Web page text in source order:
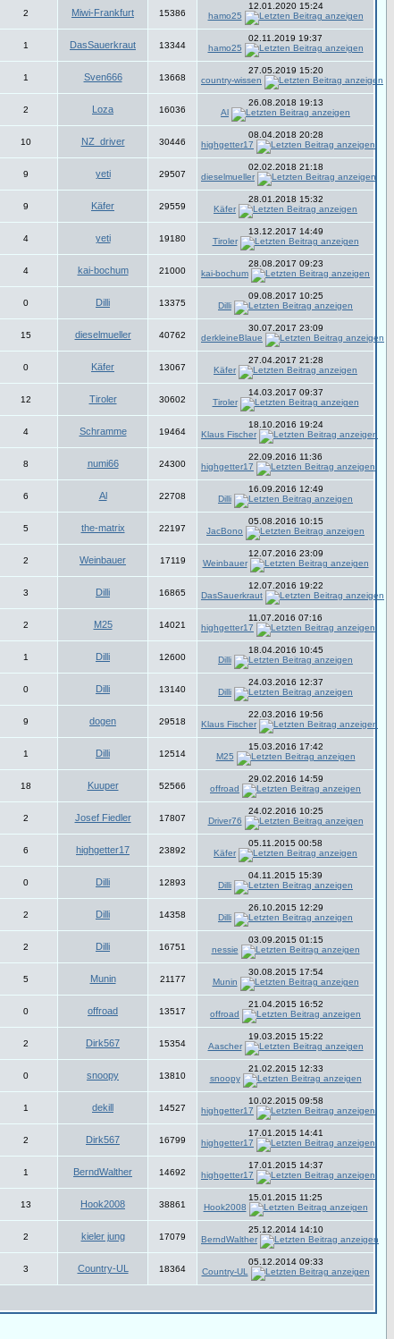
2 Miwi-Frankfurt 15386
12.01.2020 15:24
hamo25
1 DasSauerkraut 13344
02.11.2019 19:37
hamo25
1 Sven666 13668
27.05.2019 15:20
country-wissen
2 Loza 16036
26.08.2018 19:13
Al
10 NZ_driver 30446
08.04.2018 20:28
highgetter17
9 yeti 29507
02.02.2018 21:18
dieselmueller
9 Käfer 29559
28.01.2018 15:32
Käfer
4 yeti 19180
13.12.2017 14:49
Tiroler
4 kai-bochum 21000
28.08.2017 09:23
kai-bochum
0 Dilli 13375
09.08.2017 10:25
Dilli
15 dieselmueller 40762
30.07.2017 23:09
derkleineBlaue
0 Käfer 13067
27.04.2017 21:28
Käfer
12 Tiroler 30602
14.03.2017 09:37
Tiroler
4 Schramme 19464
18.10.2016 19:24
Klaus Fischer
8 numi66 24300
22.09.2016 11:36
highgetter17
6 Al 22708
16.09.2016 12:49
Dilli
5 the-matrix 22197
05.08.2016 10:15
JacBono
2 Weinbauer 17119
12.07.2016 23:09
Weinbauer
3 Dilli 16865
12.07.2016 19:22
DasSauerkraut
2 M25 14021
11.07.2016 07:16
highgetter17
1 Dilli 12600
18.04.2016 10:45
Dilli
0 Dilli 13140
24.03.2016 12:37
Dilli
9 dogen 29518
22.03.2016 19:56
Klaus Fischer
1 Dilli 12514
15.03.2016 17:42
M25
18 Kuuper 52566
29.02.2016 14:59
offroad
2 Josef Fiedler 17807
24.02.2016 10:25
Driver76
6 highgetter17 23892
05.11.2015 00:58
Käfer
0 Dilli 12893
04.11.2015 15:39
Dilli
2 Dilli 14358
26.10.2015 12:29
Dilli
2 Dilli 16751
03.09.2015 01:15
nessie
5 Munin 21177
30.08.2015 17:54
Munin
0 offroad 13517
21.04.2015 16:52
offroad
2 Dirk567 15354
19.03.2015 15:22
Aascher
0 snoopy 13810
21.02.2015 12:33
snoopy
1 dekill 14527
10.02.2015 09:58
highgetter17
2 Dirk567 16799
17.01.2015 14:41
highgetter17
1 BerndWalther 14692
17.01.2015 14:37
highgetter17
13 Hook2008 38861
15.01.2015 11:25
Hook2008
2 kieler jung 17079
25.12.2014 14:10
BerndWalther
3 Country-UL 18364
05.12.2014 09:33
Country-UL